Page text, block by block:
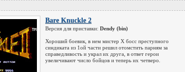
Bare Knuckle 2
Версия для приставки: Dendy (bin)
Хороший боевик, в нем мистер Х босс преступного
синдиката из 1ой части решил отомстить парням за
справедливость и украл их друга, в ответ герои
увеличивают число бойцов и теперь их четверо.